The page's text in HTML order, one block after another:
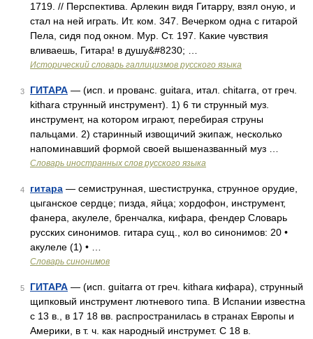
1719. // Перспектива. Арлекин видя Гитарру, взял оную, и
стал на ней играть. Ит. ком. 347. Вечерком одна с гитарой
Пела, сидя под окном. Мур. Ст. 197. Какие чувствия
вливаешь, Гитара! в душу&#8230; …
Исторический словарь галлицизмов русского языка
3 ГИТАРА — (исп. и прованс. guitara, итал. chitarra, от греч.
kithara струнный инструмент). 1) 6 ти струнный муз.
инструмент, на котором играют, перебирая струны
пальцами. 2) старинный извощичий экипаж, несколько
напоминавший формой своей вышеназванный муз …
Словарь иностранных слов русского языка
4 гитара — семиструнная, шестиструнка, струнное орудие,
цыганское сердце; пизда, яйца; хордофон, инструмент,
фанера, акулеле, бренчалка, кифара, фендер Словарь
русских синонимов. гитара сущ., кол во синонимов: 20 •
акулеле (1) • …
Словарь синонимов
5 ГИТАРА — (исп. guitarra от греч. kithara кифара), струнный
щипковый инструмент лютневого типа. В Испании известна
с 13 в., в 17 18 вв. распространилась в странах Европы и
Америки, в т. ч. как народный инструмет. С 18 в.